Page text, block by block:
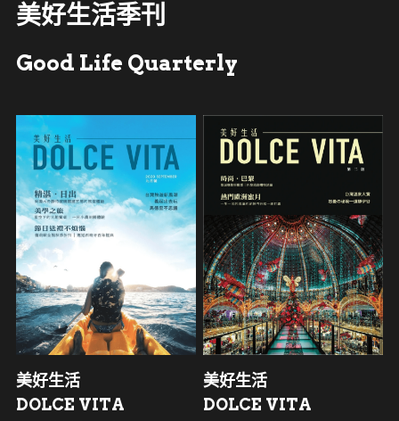
美好生活季刊
Good Life Quarterly
美好生活
DOLCE VITA
美好生活
DOLCE VITA